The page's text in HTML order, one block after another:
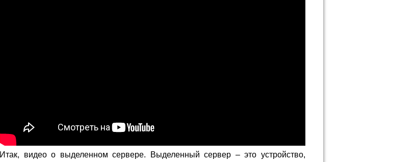
Итак, видео о выделенном сервере. Выделенный сервер – это устройство,